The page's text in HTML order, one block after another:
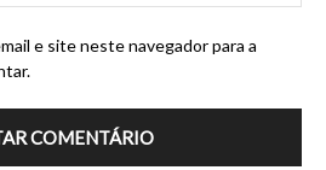
e site neste navegador para a